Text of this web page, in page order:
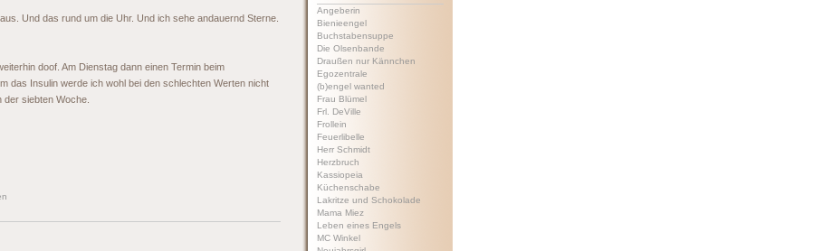
Und das rund um die Uhr. Und ich sehe andauernd Sterne.
doof. Am Dienstag dann einen Termin beim
das Insulin werde ich wohl bei den schlechten Werten nicht
siebten Woche.
Angeberin
Bienieengel
Buchstabensuppe
Die Olsenbande
Draußen nur Kännchen
Egozentrale
(b)engel wanted
Frau Blümel
Frl. DeVille
Frollein
Feuerlibelle
Herr Schmidt
Herzbruch
Kassiopeia
Küchenschabe
Lakritze und Schokolade
Mama Miez
Leben eines Engels
MC Winkel